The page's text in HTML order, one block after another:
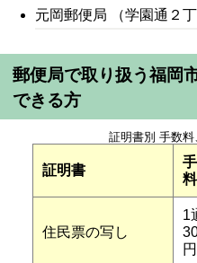
元岡郵便局 （学園通２
郵便局で取り扱う福岡
できる方
証明書別 手数
証明書
料
住民票の写し
1